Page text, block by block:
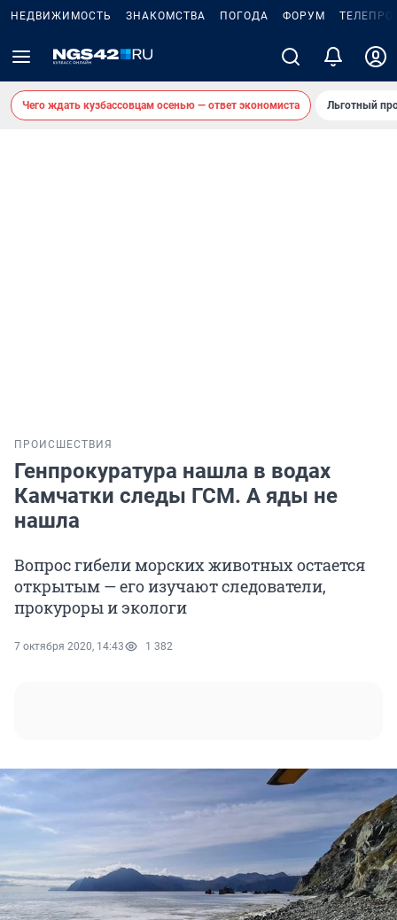
НЕДВИЖИМОСТЬ ЗНАКОМСТВА ПОГОДА ФОРУМ
Чего ждать кузбассовцам осенью — ответ экономиста Льготный
ПРОИСШЕСТВИЯ
Генпрокуратура нашла в водах
Камчатки следы ГСМ. А яды не
нашла
Вопрос гибели морских животных остается
открытым — его изучают следователи,
прокуроры и экологи
7 октября 2020, 14:43 1 382